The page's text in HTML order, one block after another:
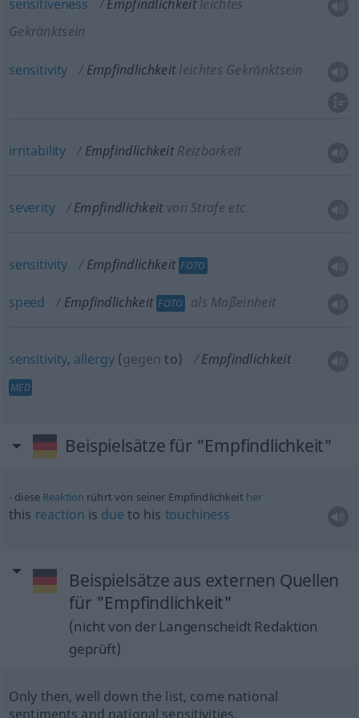
sensitiveness Empfindlichkeit leichtes
Gekränktsein
sensitivity Empfindlichkeit leichtes Gekränktsein
irritability Empfindlichkeit Reizbarkeit
severity Empfindlichkeit von Strafe etc
sensitivity Empfindlichkeit FOTO
speed Empfindlichkeit FOTO als Maßeinheit
sensitivity, allergy (gegen to) Empfindlichkeit
MED
Beispielsätze für "Empfindlichkeit"
diese Reaktion rührt von seiner Empfindlichkeit her
this reaction is due to his touchiness
Beispielsätze aus externen Quellen
für "Empfindlichkeit"
(nicht von der Langenscheidt Redaktion
geprüft)
Only then, well down the list, come national
sentiments and national sensitivities.